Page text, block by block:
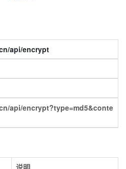
api/encrypt
api/encrypt?type=md5&conte